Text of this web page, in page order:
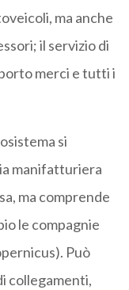
ma anche
il servizio di
merci e tutti i
si
manifatturiera
ma comprende
le compagnie
Può
collegamenti,